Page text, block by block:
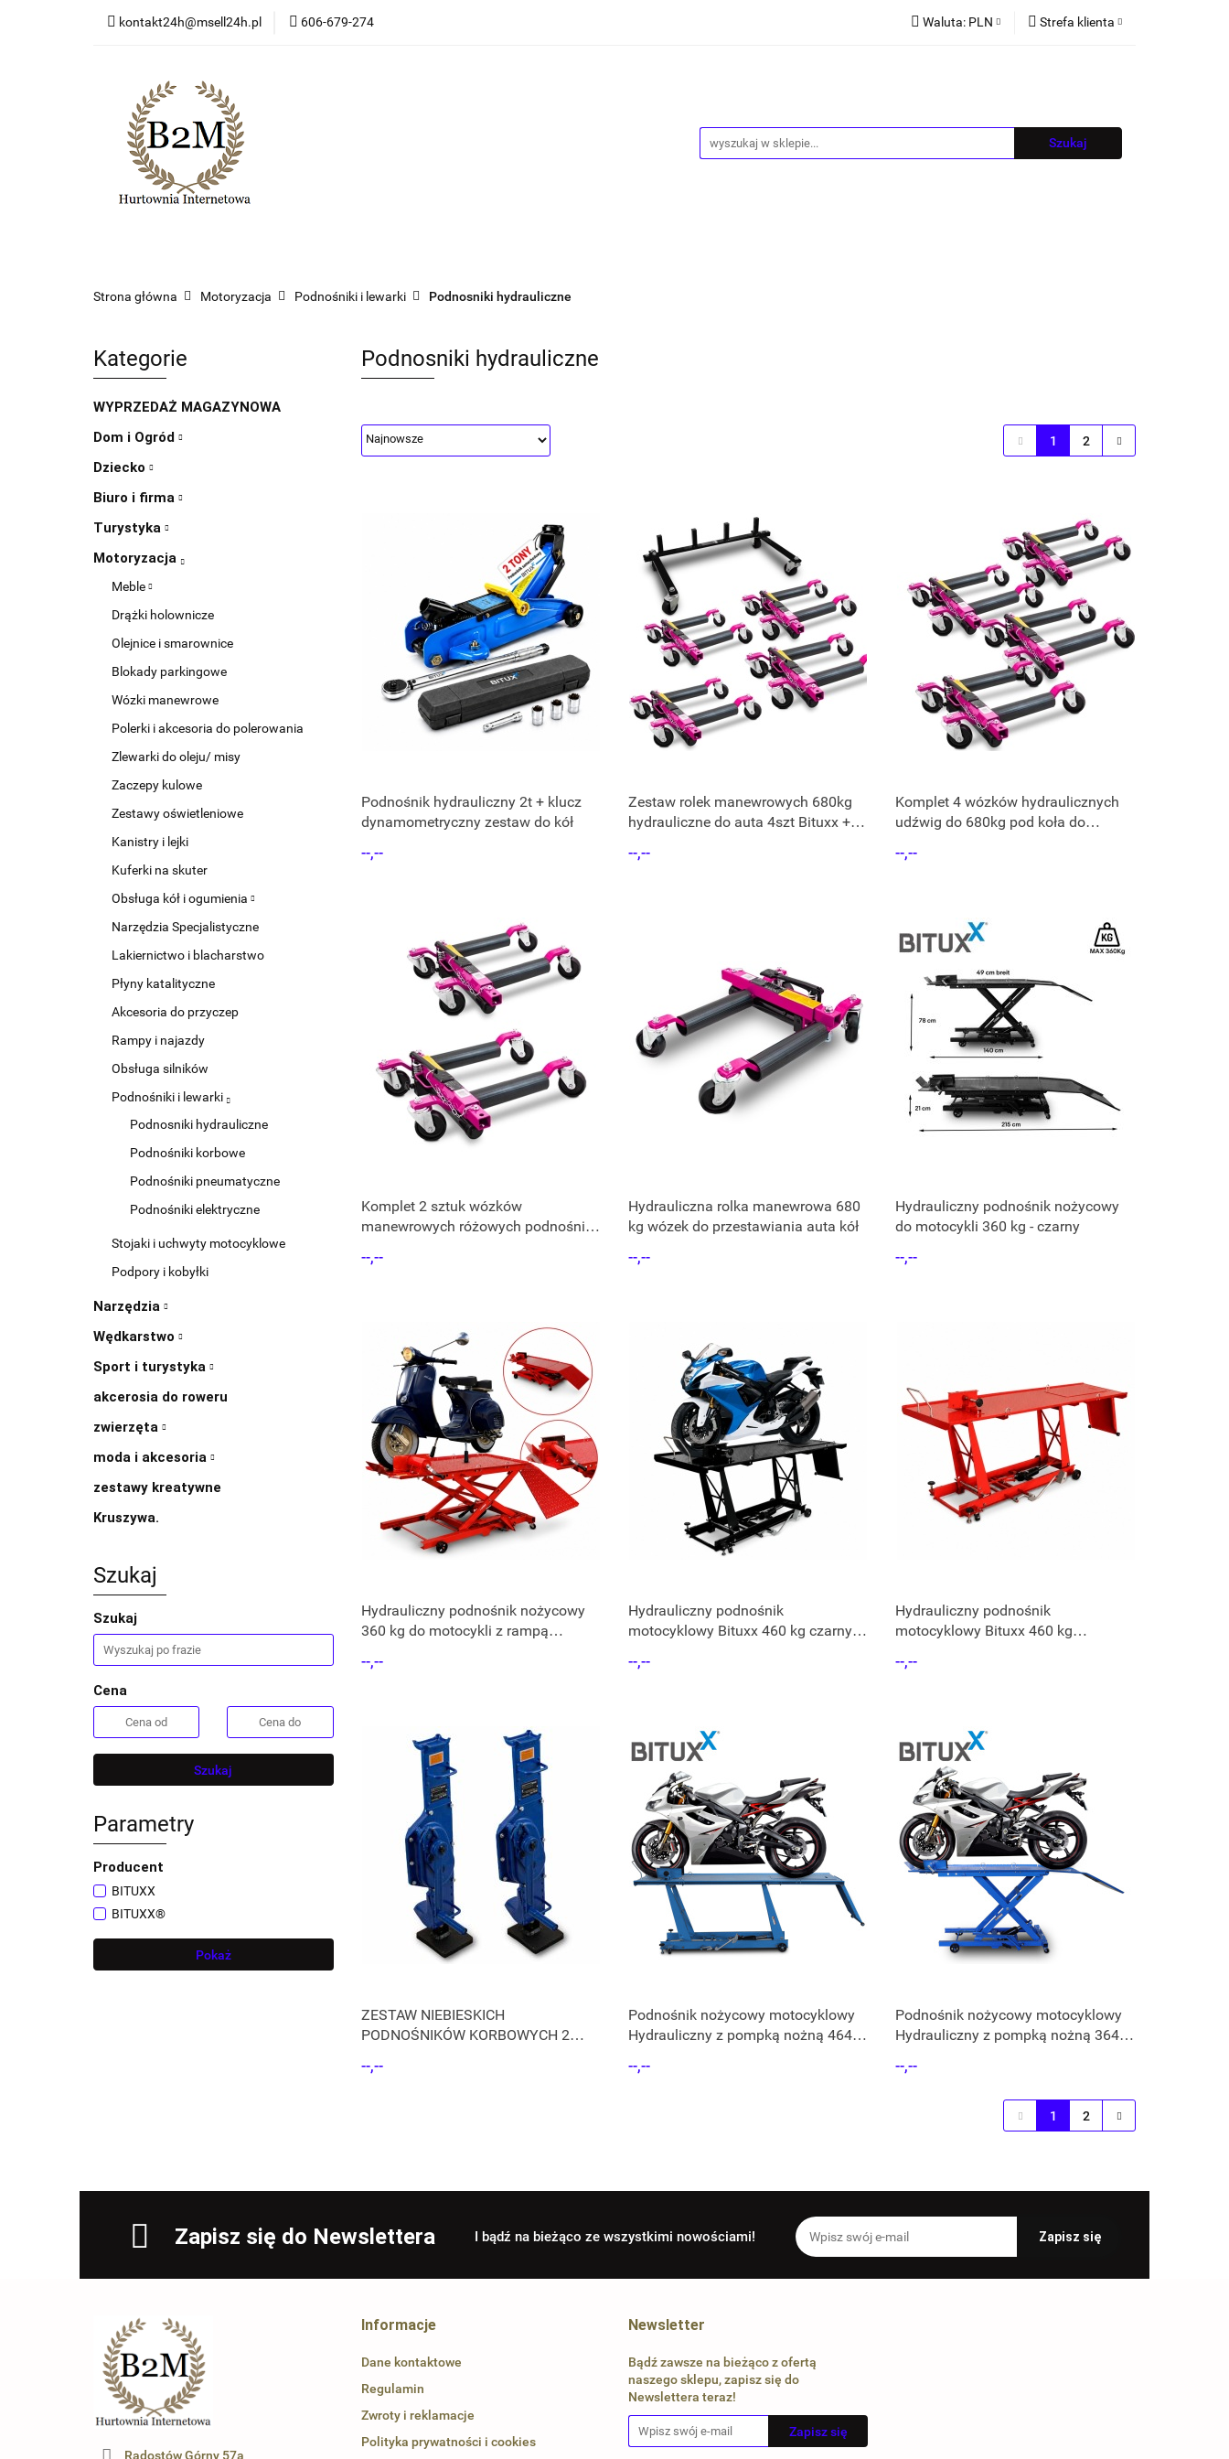
kontakt24h@msell24h.pl 606-679-274 Waluta: PLN
CZK
Strefa klienta
Dodaj zgłoszenie
Strona główna Motoryzacja Podnośniki i lewarki Podnosniki hydrauliczne
Kategorie
WYPRZEDAŻ MAGAZYNOWA
Dom i Ogród
Dziecko
Biuro i firma
Turystyka
Motoryzacja
Meble
Drążki holownicze
Olejnice i smarownice
Blokady parkingowe
Wózki manewrowe
Polerki i akcesoria do polerowania
Zlewarki do oleju/ misy
Zaczepy kulowe
Zestawy oświetleniowe
Kanistry i lejki
Kuferki na skuter
Obsługa kół i ogumienia
Narzędzia Specjalistyczne
Lakiernictwo i blacharstwo
Płyny katalityczne
Akcesoria do przyczep
Rampy i najazdy
Obsługa silników
Podnośniki i lewarki
Podnosniki hydrauliczne
Podnośniki korbowe
Podnośniki pneumatyczne
Podnośniki elektryczne
Stojaki i uchwyty motocyklowe
Podpory i kobyłki
Narzędzia
Wędkarstwo
Sport i turystyka
akcerosia do roweru
zwierzęta
moda i akcesoria
zestawy kreatywne
Kruszywa.
Szukaj
Szukaj
Cena
Szukaj
Parametry
Producent
BITUXX
BITUXX®
Pokaż
Podnosniki hydrauliczne
1 2
Podnośnik hydrauliczny 2t + klucz
dynamometryczny zestaw do kół
--,--
Zestaw rolek manewrowych 680kg
hydrauliczne do auta 4szt Bituxx +
--,--
Komplet 4 wózków hydraulicznych
udźwig do 680kg pod koła do
--,--
Komplet 2 sztuk wózków
manewrowych różowych podnośnik
--,--
Hydrauliczna rolka manewrowa 680
kg wózek do przestawiania auta kół
--,--
Hydrauliczny podnośnik nożycowy
do motocykli 360 kg - czarny
--,--
Hydrauliczny podnośnik nożycowy
360 kg do motocykli z rampą
--,--
Hydrauliczny podnośnik
motocyklowy Bituxx 460 kg czarny,
--,--
Hydrauliczny podnośnik
motocyklowy Bituxx 460 kg
--,--
ZESTAW NIEBIESKICH
PODNOŚNIKÓW KORBOWYCH 2
BITUXX
--,--
Podnośnik nożycowy motocyklowy
Hydrauliczny z pompką nożną 464
--,--
Podnośnik nożycowy motocyklowy
Hydrauliczny z pompką nożną 364
--,--
1 2
Zapisz się do Newslettera I bądź na bieżąco ze wszystkimi nowościami!
Radostów Górny 57a
Informacje
Dane kontaktowe
Regulamin
Zwroty i reklamacje
Polityka prywatności i cookies
Newsletter
Bądź zawsze na bieżąco z ofertą
naszego sklepu, zapisz się do
Newslettera teraz!